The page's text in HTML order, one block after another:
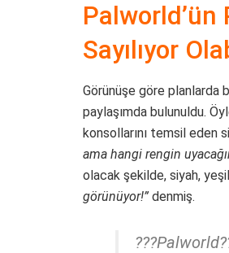
Sayılıyor
Görünüşe göre
paylaşımda bulunuldu.
konsollarını temsil eden
ama hangi rengin
olacak şekilde, siyah,
görünüyor!” denmiş.